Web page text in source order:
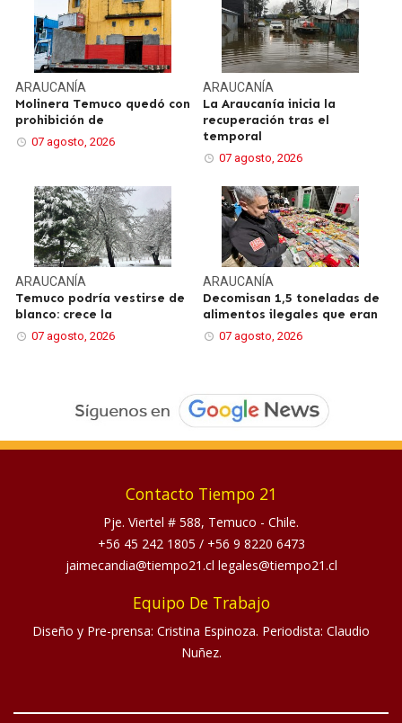
ARAUCANÍA
Molinera Temuco quedó con
prohibición de
07 agosto, 2026
ARAUCANÍA
La Araucanía inicia la
recuperación tras el
temporal
07 agosto, 2026
ARAUCANÍA
Temuco podría vestirse de
blanco: crece la
07 agosto, 2026
ARAUCANÍA
Decomisan 1,5 toneladas de
alimentos ilegales que eran
07 agosto, 2026
Contacto Tiempo 21
Pje. Viertel # 588, Temuco - Chile.
+56 45 242 1805 / +56 9 8220 6473
jaimecandia@tiempo21.cl legales@tiempo21.cl
Equipo De Trabajo
Diseño y Pre-prensa: Cristina Espinoza. Periodista: Claudio
Nuñez.